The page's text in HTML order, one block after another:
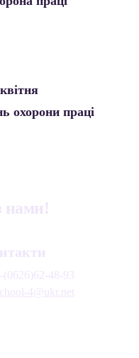
охорони праці
нами!
(0626)62-48-93
4@ukr.net